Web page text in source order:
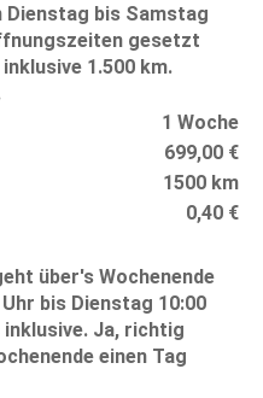
Dienstag bis Samstag
gesetzt
1.500 km.
1 Woche
699,00 €
1500 km
0,40 €
über's Wochenende
bis Dienstag 10:00
Ja, richtig
einen Tag